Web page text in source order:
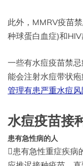
此外，MMRV疫苗
种球蛋白血症)和HIV
一些有水痘疫苗禁
能会注射水痘带状
管理有患严重水痘风
水痘疫苗接
患有急性病的人
患有急性重症疾病